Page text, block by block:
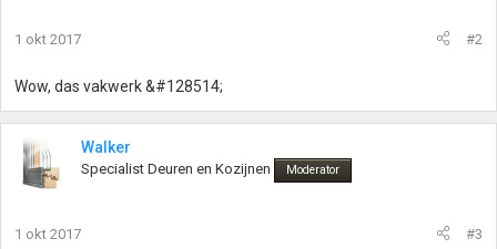
1 okt 2017 #2
Wow, das vakwerk &#128514;
Walker
Specialist Deuren en Kozijnen Moderator
1 okt 2017 #3